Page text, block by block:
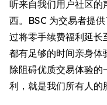
听来自我们用户社区的
西。BSC 为交易者提
过将零手续费福利延长
都有足够的时间亲身体
除阻碍优质交易体验
利，就是我们所有人的